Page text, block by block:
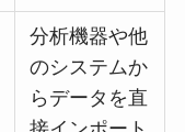
分析機器や他
のシステムか
らデータを直